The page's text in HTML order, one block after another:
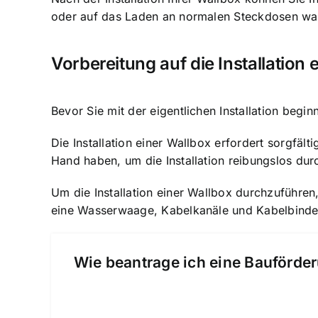
oder auf das Laden an normalen Steckdosen
Vorbereitung auf die Installation
Bevor Sie mit der eigentlichen Installation
Die Installation einer Wallbox erfordert
Hand haben, um die Installation reibungslos
Um die Installation einer Wallbox
eine Wasserwaage, Kabelkanäle und
Wie beantrage ich eine